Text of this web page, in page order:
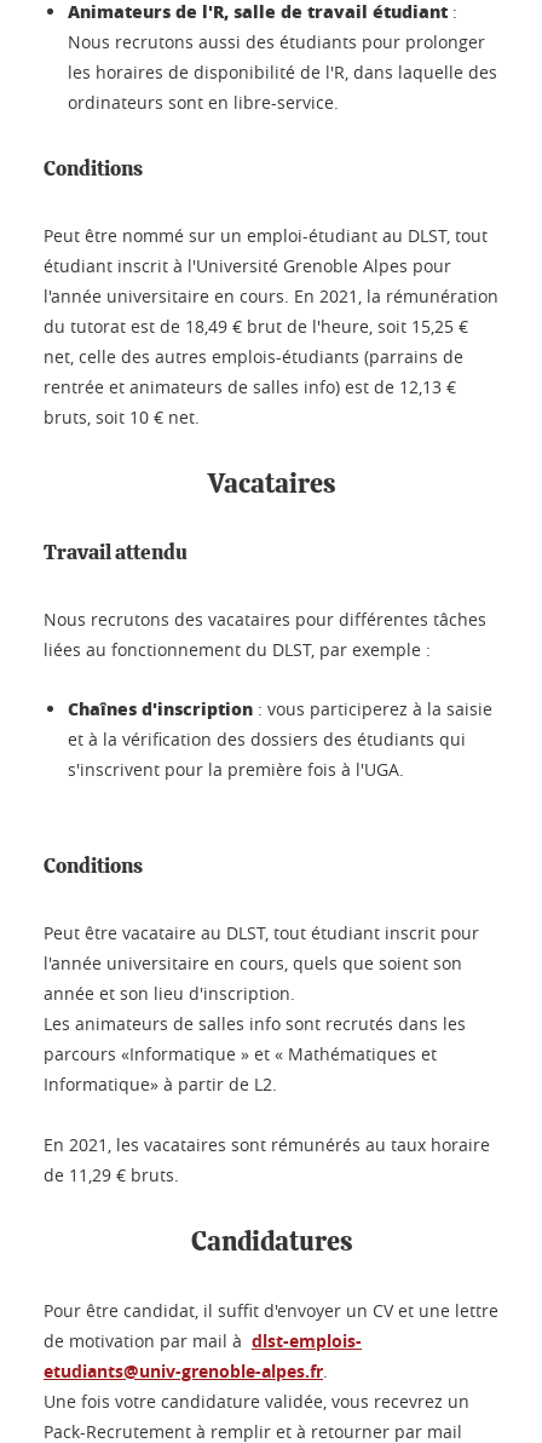
Animateurs de l'R, salle de travail étudiant :
Nous recrutons aussi des étudiants pour prolonger
les horaires de disponibilité de l'R, dans laquelle des
ordinateurs sont en libre-service.
Conditions
Peut être nommé sur un emploi-étudiant au DLST, tout
étudiant inscrit à l'Université Grenoble Alpes pour
l'année universitaire en cours. En 2021, la rémunération
du tutorat est de 18,49 € brut de l'heure, soit 15,25 €
net, celle des autres emplois-étudiants (parrains de
rentrée et animateurs de salles info) est de 12,13 €
bruts, soit 10 € net.
Vacataires
Travail attendu
Nous recrutons des vacataires pour différentes tâches
liées au fonctionnement du DLST, par exemple :
Chaînes d'inscription : vous participerez à la saisie
et à la vérification des dossiers des étudiants qui
s'inscrivent pour la première fois à l'UGA.
Conditions
Peut être vacataire au DLST, tout étudiant inscrit pour
l'année universitaire en cours, quels que soient son
année et son lieu d'inscription.
Les animateurs de salles info sont recrutés dans les
parcours «Informatique » et « Mathématiques et
Informatique» à partir de L2.
En 2021, les vacataires sont rémunérés au taux horaire
de 11,29 € bruts.
Candidatures
Pour être candidat, il suffit d'envoyer un CV et une lettre
de motivation par mail à dlst-emplois-
etudiants@univ-grenoble-alpes.fr.
Une fois votre candidature validée, vous recevrez un
Pack-Recrutement à remplir et à retourner par mail